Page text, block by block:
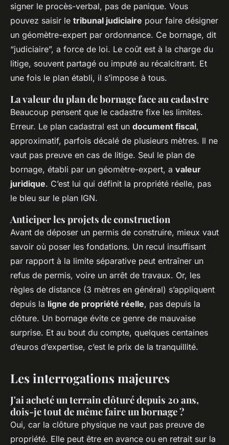
signer le procès-verbal, pas de panique. Vous
pouvez saisir le tribunal judiciaire pour faire désigner
un géomètre-expert par ordonnance. Ce bornage, dit
“judiciaire”, a force de loi. Le coût est à la charge du
litige, souvent partagé ou imputé au récalcitrant. Et
une fois le plan établi, il s’impose à tous.
La valeur du plan de bornage face au cadastre
Beaucoup pensent que le cadastre fixe les limites.
Erreur. Le plan cadastral est un document fiscal,
approximatif, parfois décalé de plusieurs mètres. Il ne
vaut pas preuve en cas de litige. Seul le plan de
bornage, établi par un géomètre-expert, a valeur
juridique. C’est lui qui définit la propriété réelle, pas
le bleu sur le plan IGN.
Anticiper les projets de construction
Avant de déposer un permis de construire, mieux vaut
savoir où poser les fondations. Un recul insuffisant
par rapport à la limite séparative peut entraîner un
refus de permis, voire un arrêt de travaux. Or, les
règles de distance (3 mètres en général) s’appliquent
depuis la ligne de propriété réelle, pas depuis la
clôture. Un bornage évite ce genre de mauvaise
surprise. Et au bout du compte, quelques centaines
d’euros d’expertise, c’est le prix de la tranquillité.
Les interrogations majeures
J'ai acheté un terrain clôturé depuis 20 ans,
dois-je tout de même faire un bornage ?
Oui, car la clôture physique ne vaut pas preuve de
propriété. Elle peut être en avance ou en retrait sur la